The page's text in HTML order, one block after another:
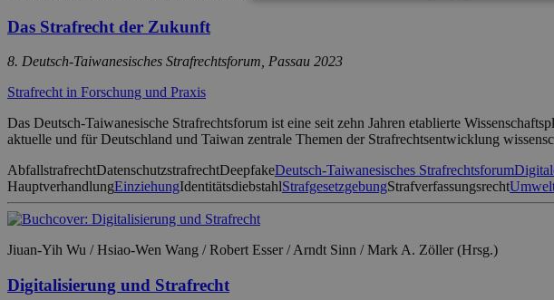
Das Strafrecht der Zukunft
8. Deutsch-Taiwanesisches Strafrechtsforum, Passau 2023
Strafrecht in Forschung und Praxis
Das Deutsch-Taiwanesische Strafrechtsforum ist eine seit zehn Jahren etablierte
aktuelle und für Deutschland und Taiwan zentrale Themen der Strafrechtsentwicklung
AbfallstrafrechtDatenschutzstrafrechtDeepfakeDeutsch-Taiwanesisches Strafrechtsforum
HauptverhandlungEinziehungIdentitätsdiebstahlStrafgesetzgebungStrafverfassungsrecht
Jiuan-Yih Wu / Hsiao-Wen Wang / Robert Esser / Arndt Sinn / Mark A. Zöller (Hrsg.)
Digitalisierung und Strafrecht